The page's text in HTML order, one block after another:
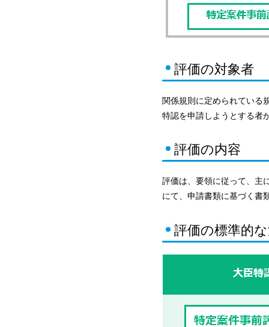
評価の対象者
関係規則に定められている
特認を申請しようとする者
評価の内容
評価は、要領に従って、主
にて、申請書類に基づく書
評価の標準的